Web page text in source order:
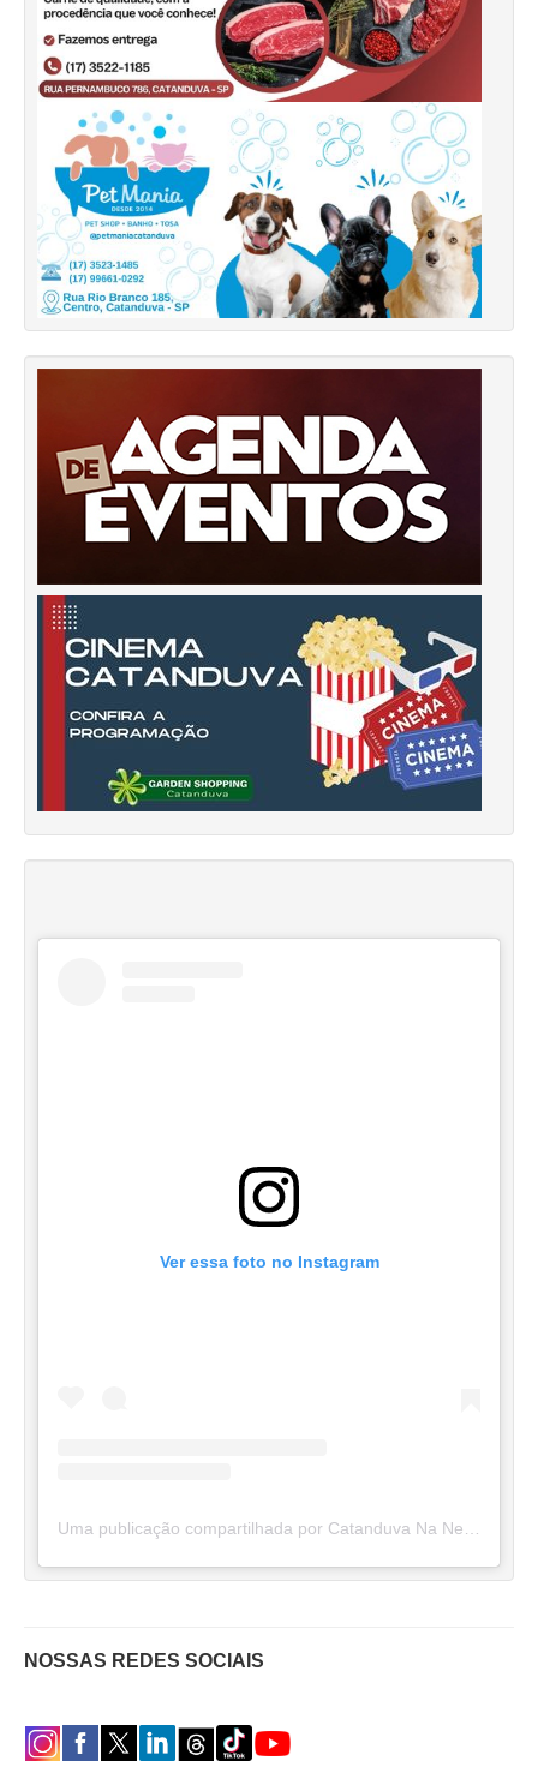
Ver essa foto no Instagram
Uma publicação compartilhada por Catanduva Na Net (@catanduvananett)
NOSSAS REDES SOCIAIS